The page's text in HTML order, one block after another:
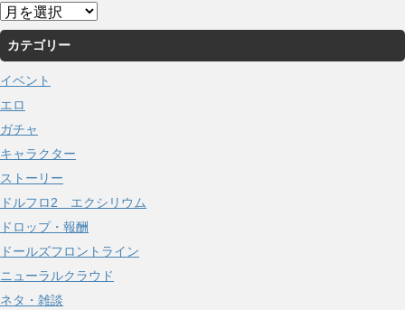
ア
ー
カ
イ
ブ
カテゴリー
イベント
エロ
ガチャ
キャラクター
ストーリー
ドルフロ2 エクシリウム
ドロップ・報酬
ドールズフロントライン
ニューラルクラウド
ネタ・雑談